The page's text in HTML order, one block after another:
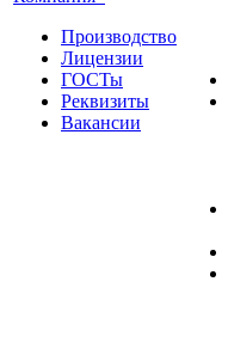
Производство
Лицензии
ГОСТы
Реквизиты
Вакансии